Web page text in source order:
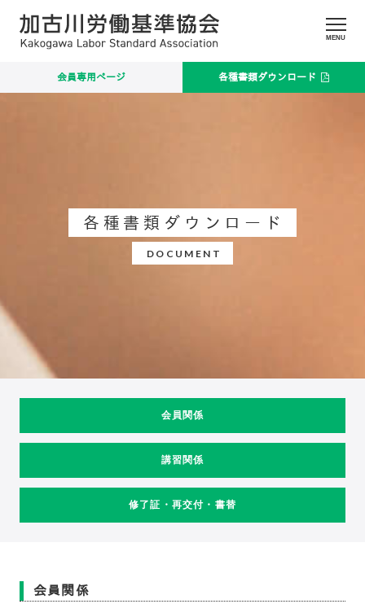
MENU
会員専用ページ 各種書類ダウンロード
各種書類ダウンロード
DOCUMENT
会員関係
講習関係
修了証・再交付・書替
会員関係